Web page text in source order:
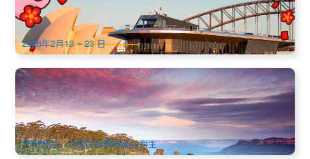
883 已预订
AUD $79.00 $86.00
SYD04578
2026年2月13 ~ 23 日
悉尼蓝山超值精品一日游+海港游船(可加值三大缆车) 英文小
团体出发
183 已预订
AUD $92.00 $ 99.00
SYD04156
天天出发，以预定后票券确认为主